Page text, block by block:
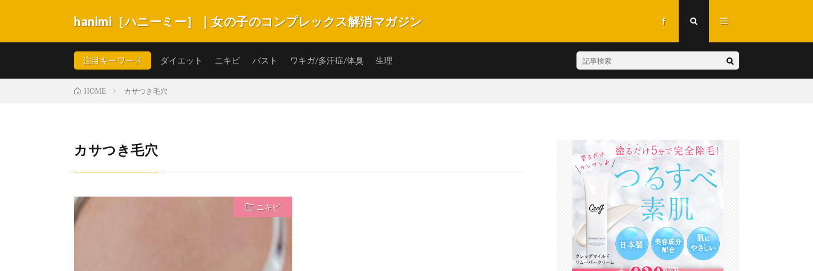
hanimi［ハニーミー］｜女の子のコンプレックス解消マガジン
キビ・スキンケア・体系・生理など悩みがいっぱい。女の子の毎日を楽しく笑顔で過ごすことができるような情報サイトです。
注目キーワード ダイエット ニキビ バスト ワキガ/多汗症/体臭 生理
HOME カサつき毛穴
カサつき毛穴
ニキビ